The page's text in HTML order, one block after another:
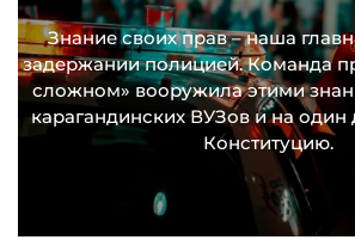
Знание своих прав – наша
задержании полицией. Команда
сложном» вооружила этими
карагандинских ВУЗов и на один
Конституцию.